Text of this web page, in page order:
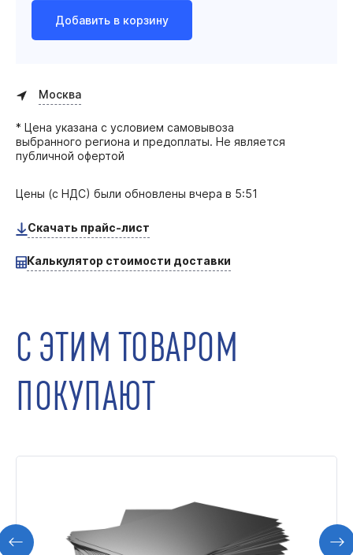
Добавить в корзину
Москва
* Цена указана с условием самовывоза
выбранного региона и предоплаты. Не является
публичной офертой
Цены (с НДС) были обновлены вчера в 5:51
Скачать прайс-лист
Калькулятор стоимости доставки
С ЭТИМ ТОВАРОМ
ПОКУПАЮТ